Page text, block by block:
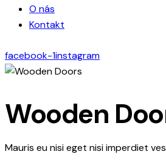
O nás
Kontakt
facebook-1instagram
Wooden
Mauris eu nisi eget nisi imperdiet